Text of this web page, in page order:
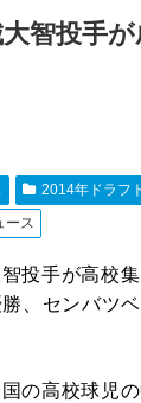
智投手
2014年ドラフ
ース
投手が高校
、センバツ
の高校球児